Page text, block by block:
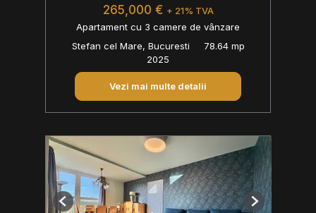
265,000 € + 21% TVA
Apartament cu 3 camere de vânzare
Stefan cel Mare, Bucuresti
78.64 mp
2025
Vezi mai multe detalii
Previous Next